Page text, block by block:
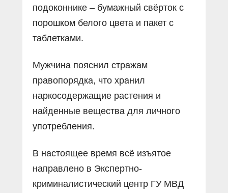
подоконнике – бумажный свёрток с
порошком белого цвета и пакет с
таблетками.
Мужчина пояснил стражам
правопорядка, что хранил
наркосодержащие растения и
найденные вещества для личного
употребления.
В настоящее время всё изъятое
направлено в Экспертно-
криминалистический центр ГУ МВД